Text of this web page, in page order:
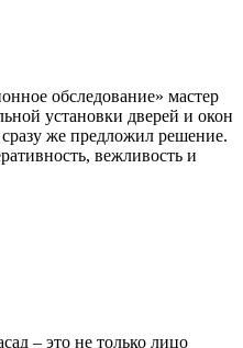
обследование» мастер
установки дверей и окон
же предложил решение.
вежливость и
– это не только лицо